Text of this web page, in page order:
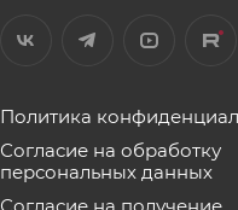
Политика
Согласие на обработку
персональных данных